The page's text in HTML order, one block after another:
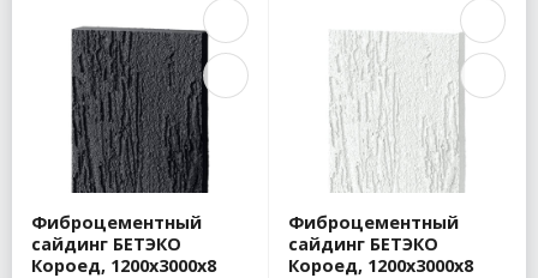
Фиброцементный
сайдинг БЕТЭКО
Короед, 1200х3000х8
Фиброцементный
сайдинг БЕТЭКО
Короед, 1200х3000х8